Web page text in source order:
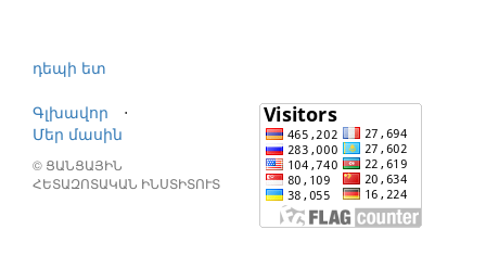
դեպի ետ
Գլխավոր
⋅
Մեր մասին
© ՑԱՆՑԱՅԻՆ
ՀԵՏԱԶՈՏԱԿԱՆ ԻՆՍՏԻՏՈՒՏ